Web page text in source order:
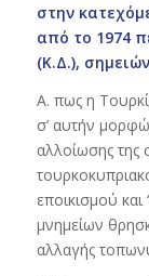
στην
από το 1974
(Κ.Δ.),
Α. πως η
σ’ αυτήν
αλλοίωσης της
εποικισμού
μνημείων
αλλαγής